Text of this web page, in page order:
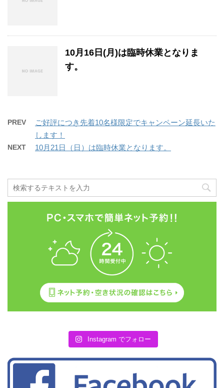
10月16日(月)は臨時休業となりま
す。
PREV
ご好評につき先着10名様限定でキャンペーン延長いた
します！
NEXT 10月21日（日）は臨時休業となります。
Instagram でフォロー